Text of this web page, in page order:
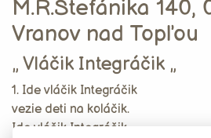
M.R.Štefánika 140,
Vranov nad Topľou
„ Vláčik Integráčik „
1. Ide vláčik Integráčik
vezie deti na koláčik.
Ide vláčik Integráčik